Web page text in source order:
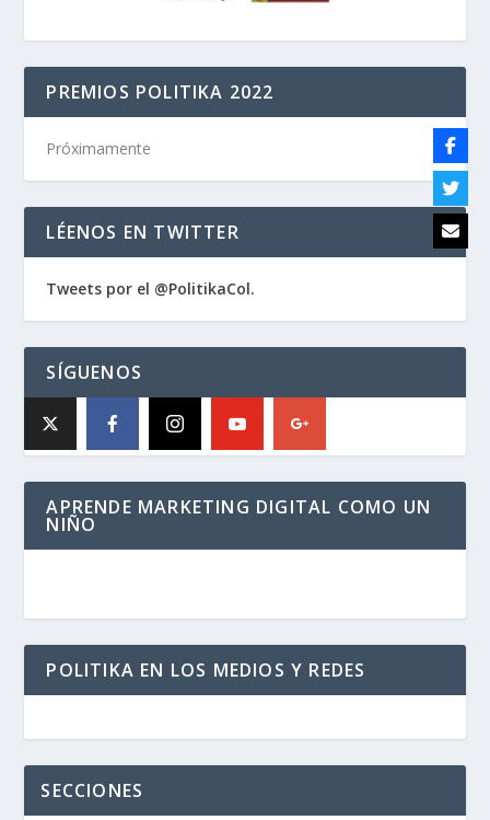
PREMIOS POLITIKA 2022
Próximamente
LÉENOS EN TWITTER
Tweets por el @PolitikaCol.
SÍGUENOS
APRENDE MARKETING DIGITAL COMO UN
NIÑO
POLITIKA EN LOS MEDIOS Y REDES
SECCIONES